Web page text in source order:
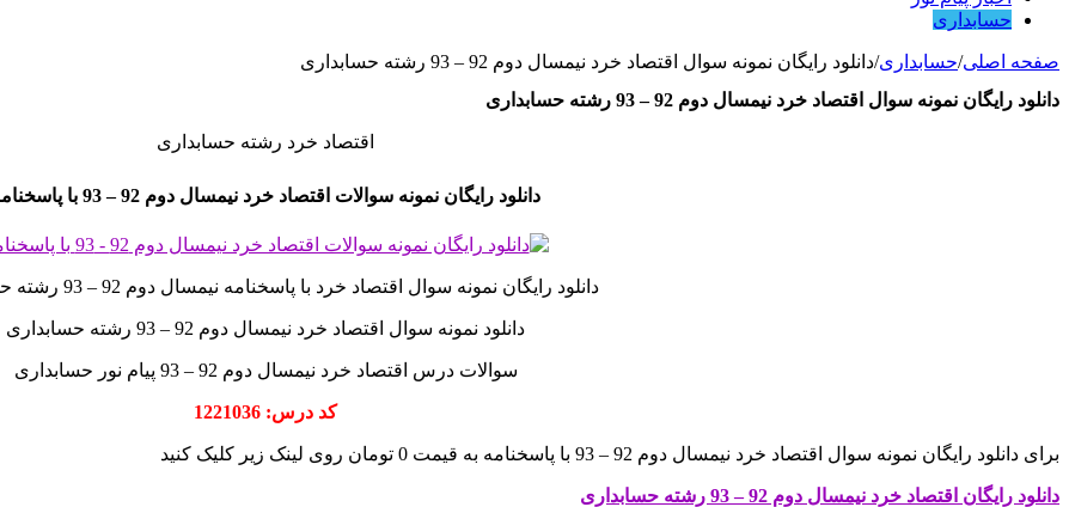
حسابداری
صفحه اصلی/حسابداری/دانلود رایگان نمونه سوال اقتصاد خرد نیمسال دوم 92 – 93 رشته حسابداری
دانلود رایگان نمونه سوال اقتصاد خرد نیمسال دوم 92 – 93 رشته حسابداری
اقتصاد خرد رشته حسابداری
دانلود رایگان نمونه سوالات اقتصاد خرد نیمسال دوم 92 – 93 با پاسخنامه
دانلود رایگان نمونه سوال اقتصاد خرد با پاسخنامه نیمسال دوم 92 – 93 رشته حسابداری
دانلود نمونه سوال اقتصاد خرد نیمسال دوم 92 – 93 رشته حسابداری
سوالات درس اقتصاد خرد نیمسال دوم 92 – 93 پیام نور حسابداری
کد درس: 1221036
برای دانلود رایگان نمونه سوال اقتصاد خرد نیمسال دوم 92 – 93 با پاسخنامه به قیمت 0 تومان روی لینک زیر کلیک کنید
دانلود رایگان اقتصاد خرد نیمسال دوم 92 – 93 رشته حسابداری